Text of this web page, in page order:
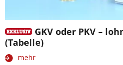
GKV oder PKV –
(Tabelle)
mehr